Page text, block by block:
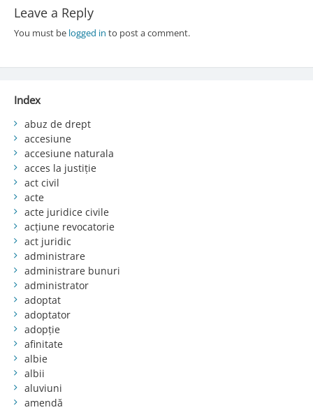
Leave a Reply
You must be logged in to post a comment.
Index
abuz de drept
accesiune
accesiune naturala
acces la justiție
act civil
acte
acte juridice civile
acțiune revocatorie
act juridic
administrare
administrare bunuri
administrator
adoptat
adoptator
adopție
afinitate
albie
albii
aluviuni
amendă